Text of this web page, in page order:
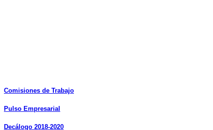
Comisiones de Trabajo
Pulso Empresarial
Decálogo 2018-2020